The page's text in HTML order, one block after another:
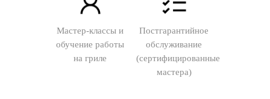
Мастер-классы и
обучение работы
на гриле
Постгарантийное
обслуживание
(сертифицированные
мастера)